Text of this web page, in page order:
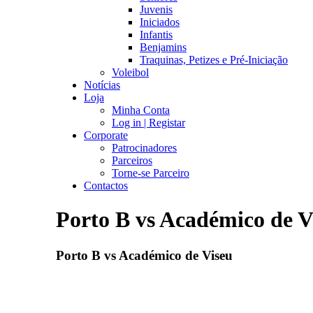
Juvenis
Iniciados
Infantis
Benjamins
Traquinas, Petizes e Pré-Iniciação
Voleibol
Notícias
Loja
Minha Conta
Log in | Registar
Corporate
Patrocinadores
Parceiros
Torne-se Parceiro
Contactos
Porto B vs Académico de
Porto B vs Académico de Viseu